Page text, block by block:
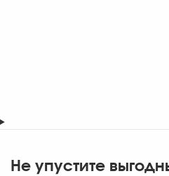
Не упустите